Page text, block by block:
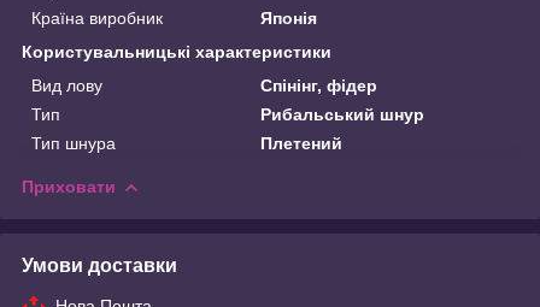
Країна виробник
Японія
Користувальницькі характеристики
Вид лову
Спінінг, фідер
Тип
Рибальський шнур
Тип шнура
Плетений
Приховати
Умови доставки